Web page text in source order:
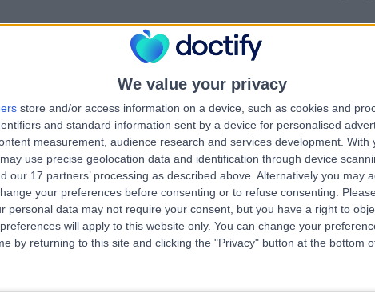
We value your privacy
store and/or access information on a device, such as cookies and
and standard information sent by a device for personalised
measurement, audience research and services development. With
use precise geolocation data and identification through device
our 17 partners’ processing as described above. Alternatively you may
your preferences before consenting or to refuse consenting.
personal data may not require your consent, but you have a right to
will apply to this website only. You can change your
by returning to this site and clicking the "Privacy" button at the bottom
أساسية. نحن نستخدم هذه الملفات لمساعدتنا في إجراء تحسينات على
موافقتك.
المدة
والصفحات بشكل مجهول للتقارير التحليلية.
يوم واحد
أداء الموقع.
دقيقة واحدة
والحملات ويخصص رقماً عشوائياً للزوار.
سنتان
لمعرفة كيفية استخدامه للموقع لفترة طويلة.
لمعرفة كيفية استخدامه خلال زيارة واحدة.
30 دقيقة
اللغة الخاصة بالمستخدم.
جلسة العمل
معرفات المتصفح من أزرار المشاركة.
سنة واحدة